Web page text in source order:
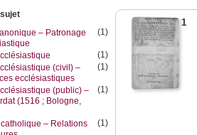
– Patronage
(1)
(1)
(civil) –
ecclésiastiques
(1)
(public) –
(1516 ; Bologne,
(1)
– Relations
(1)
1